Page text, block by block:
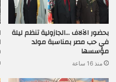
بحضور الآلاف …الجازولية تنظم ليلة
في حب مصر بمناسبة مولد
مؤسسها
منذ 16 ساعة